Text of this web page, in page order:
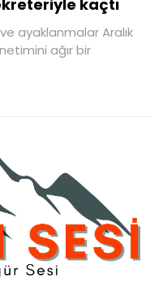
kaçtı
ayaklanmalar Aralık
ağır bir